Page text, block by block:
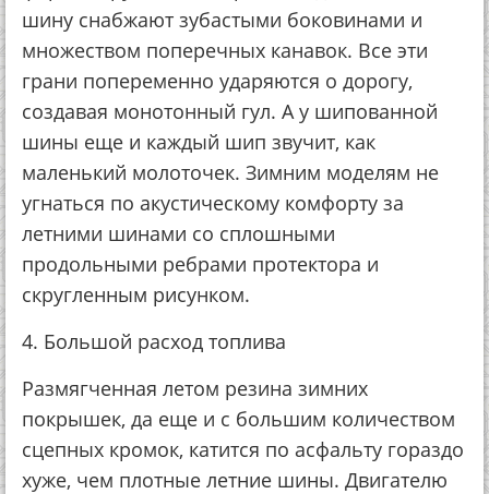
шину снабжают зубастыми боковинами и
множеством поперечных канавок. Все эти
грани попеременно ударяются о дорогу,
создавая монотонный гул. А у шипованной
шины еще и каждый шип звучит, как
маленький молоточек. Зимним моделям не
угнаться по акустическому комфорту за
летними шинами со сплошными
продольными ребрами протектора и
скругленным рисунком.
4. Большой расход топлива
Размягченная летом резина зимних
покрышек, да еще и с большим количеством
сцепных кромок, катится по асфальту гораздо
хуже, чем плотные летние шины. Двигателю